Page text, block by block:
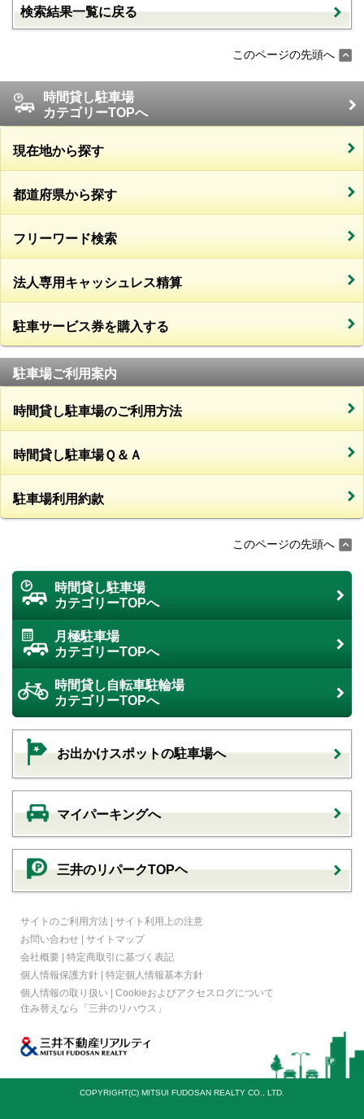
検索結果一覧に戻る
このページの先頭へ
時間貸し駐車場
カテゴリーTOPへ
現在地から探す
都道府県から探す
フリーワード検索
法人専用キャッシュレス精算
駐車サービス券を購入する
駐車場ご利用案内
時間貸し駐車場のご利用方法
時間貸し駐車場Ｑ＆Ａ
駐車場利用約款
このページの先頭へ
時間貸し駐車場
カテゴリーTOPへ
月極駐車場
カテゴリーTOPへ
時間貸し自転車駐輪場
カテゴリーTOPへ
お出かけスポットの駐車場へ
マイパーキングへ
三井のリパークTOPヘ
サイトのご利用方法 | サイト利用上の注意
お問い合わせ | サイトマップ
会社概要 | 特定商取引に基づく表記
個人情報保護方針 | 特定個人情報基本方針
個人情報の取り扱い | Cookieおよびアクセスログについて
住み替えなら
「三井のリハウス」
COPYRIGHT(C) MITSUI FUDOSAN REALTY CO., LTD.